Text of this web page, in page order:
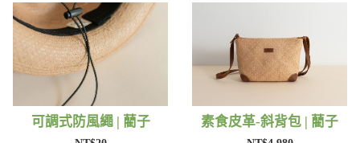
可調式防風繩 | 藺子 素食皮革-斜背包 | 藺子